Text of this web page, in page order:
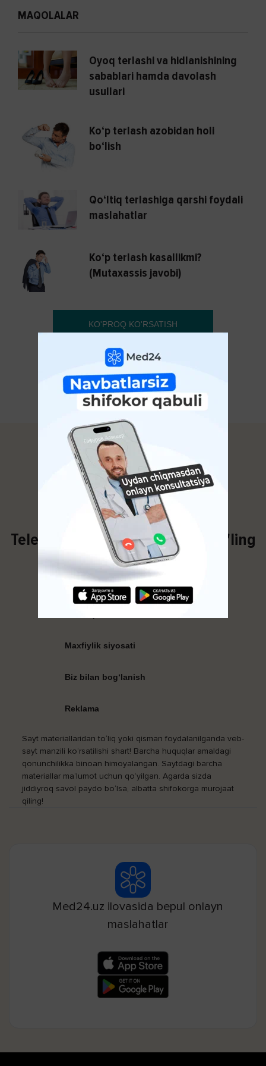
MAQOLALAR
Oyoq terlashi va hidlanishining
sabablari hamda davolash
usullari
Ko‘p terlash azobidan holi
bo‘lish
Qo‘ltiq terlashiga qarshi foydali
maslahatlar
Ko‘p terlash kasallikmi?
(Mutaxassis javobi)
KO'PROQ KO'RSATISH
Avitsenna.uz
Telegram kanalimizga obuna bo'ling
Foydali maqolalarni kuzatib boring!
Maxfiylik siyosati
Biz bilan bog‘lanish
Reklama
Sayt materiallaridan to‘liq yoki qisman foydalanilganda veb-
sayt manzili ko‘rsatilishi shart! Barcha huquqlar amaldagi
qonunchilikka binoan himoyalangan. Saytdagi barcha
materiallar ma’lumot uchun qo‘yilgan. Agarda sizda
jiddiyroq savol paydo bo‘lsa, albatta shifokorga murojaat
qiling!
Med24.uz ilovasida bepul onlayn
maslahatlar